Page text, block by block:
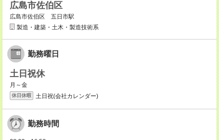
広島市佐伯区
広島市佐伯区 五日市駅
製造・建築・土木・製造技術系
勤務曜日
土日祝休
月～金
休日休暇 土日祝(会社カレンダー)
勤務時間